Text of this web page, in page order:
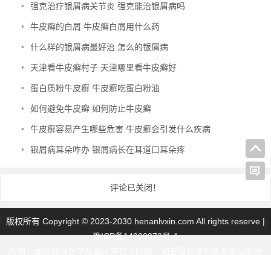
• 强克治疗银屑病关节炎 强克能治银屑病吗
• 牛皮癣的白屑 牛皮癣白屑用什么药
• 什么样的银屑病最好治 怎么的银屑病
• 天津看牛皮癣村子 天津哪里看牛皮癣好
• 蛋白质粉牛皮癣 牛皮癣吃蛋白粉油
• 如何避免牛皮癣 如何防止牛皮癣
• 牛皮癣容易产生哪些危害 牛皮癣会引发什么疾病
• 银屑病耳朵咋办 银屑病长在耳道口耳朵疼
评论已关闭！
版权所有 Copyright © 2023-2030 henanlvxin.com All rights reserve |
豫ICP备14000072号-1